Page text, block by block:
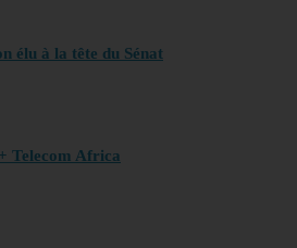
élu à la tête du Sénat
Telecom Africa